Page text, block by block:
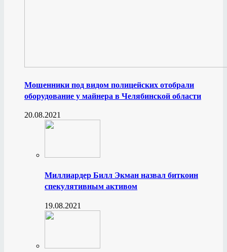
Мошенники под видом полицейских отобрали
оборудование у майнера в Челябинской области
20.08.2021
Миллиардер Билл Экман назвал биткоин
спекулятивным активом
19.08.2021